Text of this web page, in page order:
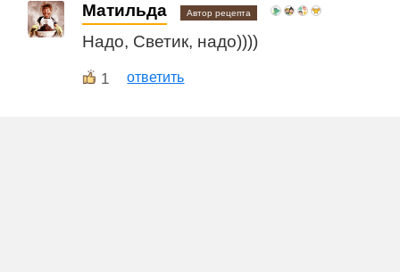
Матильда Автор рецепта
Надо, Светик, надо))))
1 ответить